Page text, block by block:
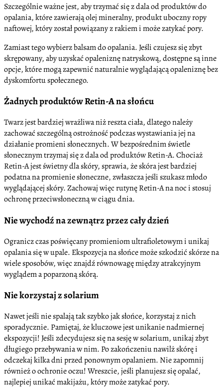
Szczególnie ważne jest, aby trzymać się z dala od produktów do
opalania, które zawierają olej mineralny, produkt uboczny ropy
naftowej, który został powiązany z rakiem i może zatykać pory.
Zamiast tego wybierz balsam do opalania. Jeśli czujesz się zbyt
skrępowany, aby uzyskać opaleniznę natryskową, dostępne są inne
opcje, które mogą zapewnić naturalnie wyglądającą opaleniznę bez
dyskomfortu społecznego.
Żadnych produktów Retin-A na słońcu
Twarz jest bardziej wrażliwa niż reszta ciała, dlatego należy
zachować szczególną ostrożność podczas wystawiania jej na
działanie promieni słonecznych. W bezpośrednim świetle
słonecznym trzymaj się z dala od produktów Retin-A. Chociaż
Retin-A jest świetny dla skóry, sprawia, że skóra jest bardziej
podatna na promienie słoneczne, zwłaszcza jeśli szukasz młodo
wyglądającej skóry. Zachowaj więc rutynę Retin-A na noc i stosuj
ochronę przeciwsłoneczną w ciągu dnia.
Nie wychodź na zewnątrz przez cały dzień
Ogranicz czas poświęcany promieniom ultrafioletowym i unikaj
opalania się w upale. Ekspozycja na słońce może szkodzić skórze na
wiele sposobów, więc znajdź równowagę między atrakcyjnym
wyglądem a poparzoną skórą.
Nie korzystaj z solarium
Nawet jeśli nie spalają tak szybko jak słońce, korzystaj z nich
sporadycznie. Pamiętaj, że kluczowe jest unikanie nadmiernej
ekspozycji! Jeśli zdecydujesz się na sesję w solarium, unikaj zbyt
długiego przebywania w nim. Po zakończeniu nawilż skórę i
odczekaj kilka dni przed ponownym opalaniem. Nie zapomnij
również o ochronie oczu! Wreszcie, jeśli planujesz się opalać,
najlepiej unikać makijażu, który może zatykać pory.